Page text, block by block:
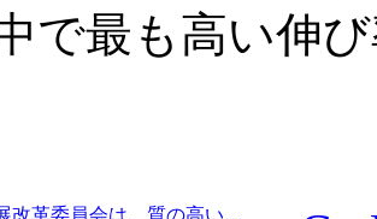
で最も高い伸
Prev:国家発展改革委員会は、質の高いアウトドアスポーツの目的地49か所の最初のバッチを発表しました。